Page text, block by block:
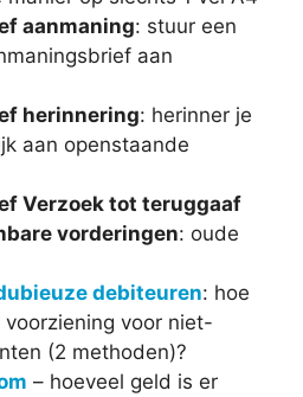
aanmaning: stuur een
aan
herinnering: herinner je
aan openstaande
Verzoek tot teruggaaf
vorderingen: oude
debiteuren: hoe
voor niet-
(2 methoden)?
– hoeveel geld is er